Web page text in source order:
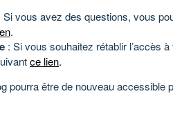
Si vous avez des questions, vous
.
: Si vous souhaitez rétablir l’accès
ce lien.
pourra être de nouveau accessible